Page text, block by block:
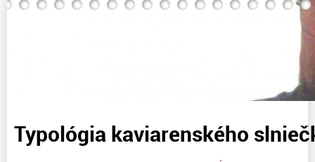
Najkomentovanejšie články
Typológia kaviarenského